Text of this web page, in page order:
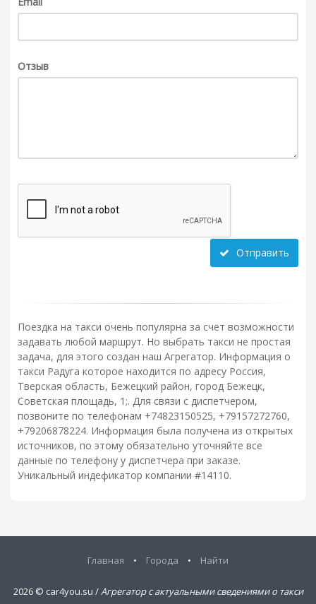
Отзыв
Отправить
Поездка на такси очень популярна за счет возможности
задавать любой маршрут. Но выбрать такси не простая
задача, для этого создан наш Агрегатор. Информация о
такси Радуга которое находится по адресу Россия,
Тверская область, Бежецкий район, город Бежецк,
Советская площадь, 1;. Для связи с диспетчером,
позвоните по телефонам +74823150525, +79157272760,
+79206878224. Информация была получена из открытых
источников, по этому обязательно уточняйте все
данные по телефону у диспетчера при заказе.
Уникальный индефикатор компании #14110.
Главная • Города • Найти
2026 © car4you.su /Агрегатор с актуальными сведениями о такси